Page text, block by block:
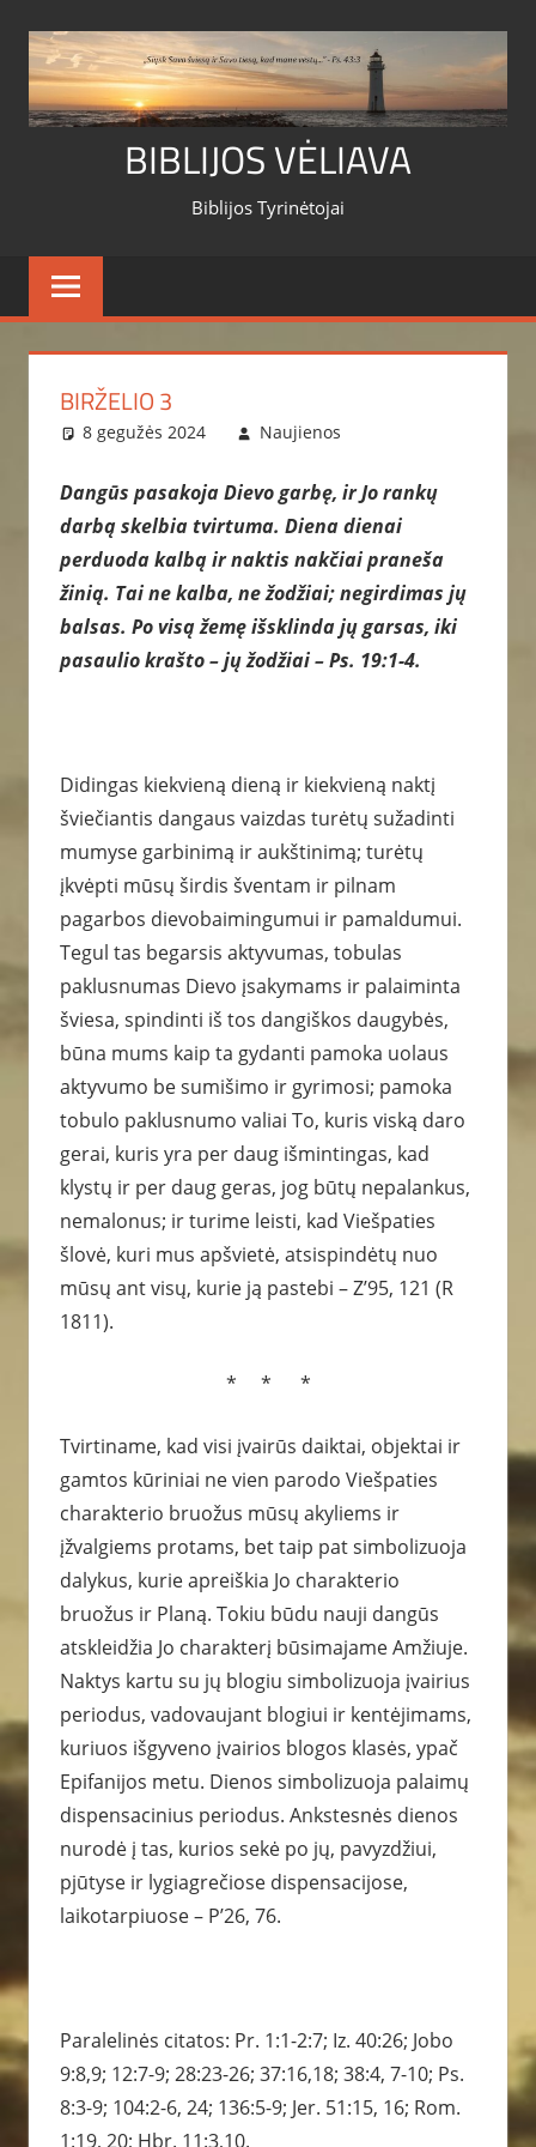
content
BIBLIJOS VĖLIAVA
Biblijos Tyrinėtojai
BIRŽELIO 3
8 gegužės 2024 Naujienos
Dangūs pasakoja Dievo garbę, ir Jo rankų
darbą skelbia tvirtuma. Diena dienai
perduoda kalbą ir naktis nakčiai praneša
žinią. Tai ne kalba, ne žodžiai; negirdimas jų
balsas. Po visą žemę išsklinda jų garsas, iki
pasaulio krašto – jų žodžiai – Ps. 19:1-4.
Didingas kiekvieną dieną ir kiekvieną naktį
šviečiantis dangaus vaizdas turėtų sužadinti
mumyse garbinimą ir aukštinimą; turėtų
įkvėpti mūsų širdis šventam ir pilnam
pagarbos dievobaimingumui ir pamaldumui.
Tegul tas begarsis aktyvumas, tobulas
paklusnumas Dievo įsakymams ir palaiminta
šviesa, spindinti iš tos dangiškos daugybės,
būna mums kaip ta gydanti pamoka uolaus
aktyvumo be sumišimo ir gyrimosi; pamoka
tobulo paklusnumo valiai To, kuris viską daro
gerai, kuris yra per daug išmintingas, kad
klystų ir per daug geras, jog būtų nepalankus,
nemalonus; ir turime leisti, kad Viešpaties
šlovė, kuri mus apšvietė, atsispindėtų nuo
mūsų ant visų, kurie ją pastebi – Z’95, 121 (R
1811).
* * *
Tvirtiname, kad visi įvairūs daiktai, objektai ir
gamtos kūriniai ne vien parodo Viešpaties
charakterio bruožus mūsų akyliems ir
įžvalgiems protams, bet taip pat simbolizuoja
dalykus, kurie apreiškia Jo charakterio
bruožus ir Planą. Tokiu būdu nauji dangūs
atskleidžia Jo charakterį būsimajame Amžiuje.
Naktys kartu su jų blogiu simbolizuoja įvairius
periodus, vadovaujant blogiui ir kentėjimams,
kuriuos išgyveno įvairios blogos klasės, ypač
Epifanijos metu. Dienos simbolizuoja palaimų
dispensacinius periodus. Ankstesnės dienos
nurodė į tas, kurios sekė po jų, pavyzdžiui,
pjūtyse ir lygiagrečiose dispensacijose,
laikotarpiuose – P’26, 76.
Paralelinės citatos: Pr. 1:1-2:7; Iz. 40:26; Jobo
9:8,9; 12:7-9; 28:23-26; 37:16,18; 38:4, 7-10; Ps.
8:3-9; 104:2-6, 24; 136:5-9; Jer. 51:15, 16; Rom.
1:19, 20; Hbr. 11:3,10.